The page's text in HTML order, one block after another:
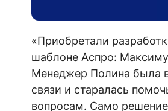
«Приобретали
шаблоне Аспро:
Менеджер Полина была
связи и старалась
вопросам. Само решение